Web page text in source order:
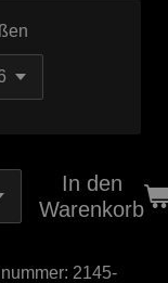
In den
Warenkorb
2145-